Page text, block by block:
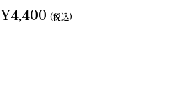
¥4,400 (税込)